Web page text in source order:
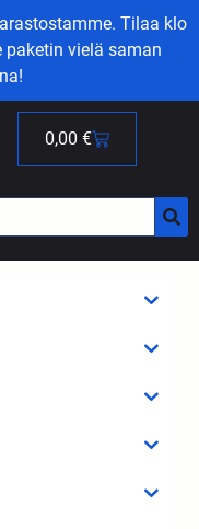
Tilaa klo
paketin vielä saman
0,00 €